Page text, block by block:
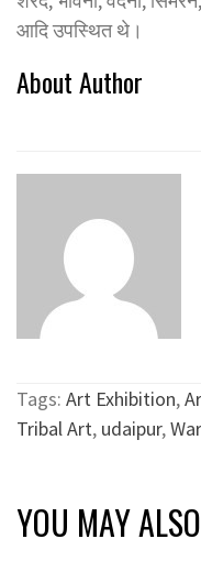
आदि उपस्थित थे।
About Author
Tags: Art Exhibition,
Tribal Art, udaipur,
YOU MAY